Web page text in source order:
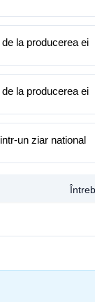
la producerea ei
la producerea ei
un ziar national